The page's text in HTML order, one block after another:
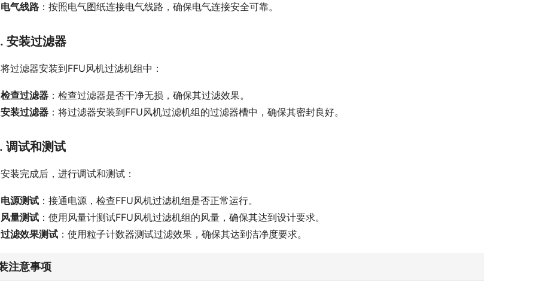
电气线路 ：按照电气图纸连接电气线路，确保电气连接安全可靠。
安装过滤器
将过滤器安装到FFU风机过滤机组中：
检查过滤器 ：检查过滤器是否干净无损，确保其过滤效果。
安装过滤器 ：将过滤器安装到FFU风机过滤机组的过滤器槽中，确保其密封良好。
调试和测试
安装完成后，进行调试和测试：
电源测试 ：接通电源，检查FFU风机过滤机组是否正常运行。
风量测试 ：使用风量计测试FFU风机过滤机组的风量，确保其达到设计要求。
过滤效果测试 ：使用粒子计数器测试过滤效果，确保其达到洁净度要求。
注意事项